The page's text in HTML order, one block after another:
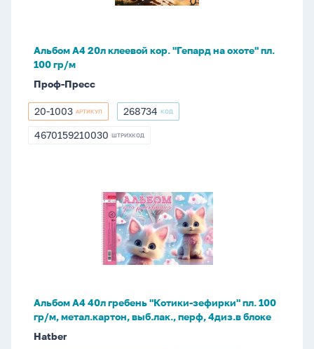
пл.
100
гр/
м
Альбом А4 20л клеевой кор. "Гепард на охоте" пл.
100 гр/м
Проф-Пресс
20-
1003
20-1003 АРТИКУЛ 268734
268734 КОД
4670159210030
4670159210030 ШТРИХКОД
гр/
м,
метал.картон,
Альбом А4 40л гребень "Котики-зефирки" пл. 100
гр/м, метал.картон, выб.лак., перф, 4диз.в блоке
Hatber